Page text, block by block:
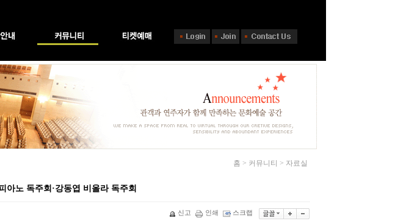
홈 > 커뮤니티 > 자료실
아노 독주회·강동엽 비올라 독주회
신고 인쇄 스크랩